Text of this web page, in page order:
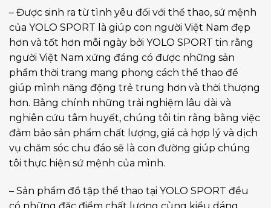
– Được sinh ra từ tình yêu đối với thể thao, sứ mệnh
của YOLO SPORT là giúp con người Việt Nam đẹp
hơn và tốt hơn mỗi ngày bởi YOLO SPORT tin rằng
người Việt Nam xứng đáng có được những sản
phẩm thời trang mang phong cách thể thao để
giúp mình năng động trẻ trung hơn và thời thượng
hơn. Bằng chính những trải nghiệm lâu dài và
nghiên cứu tâm huyết, chúng tôi tin rằng bằng việc
đảm bảo sản phẩm chất lượng, giá cả hợp lý và dịch
vụ chăm sóc chu đáo sẽ là con đường giúp chúng
tôi thực hiện sứ mệnh của mình.
– Sản phẩm đồ tập thể thao tại YOLO SPORT đều